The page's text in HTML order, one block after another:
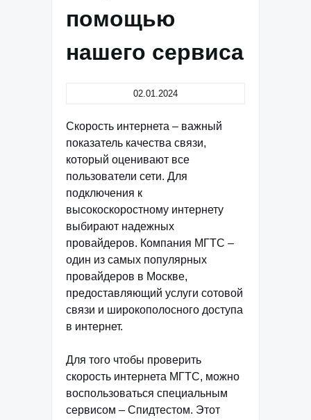
помощью
нашего сервиса
02.01.2024
Скорость интернета – важный
показатель качества связи,
который оценивают все
пользователи сети. Для
подключения к
высокоскоростному интернету
выбирают надежных
провайдеров. Компания МГТС –
один из самых популярных
провайдеров в Москве,
предоставляющий услуги сотовой
связи и широкополосного доступа
в интернет.
Для того чтобы проверить
скорость интернета МГТС, можно
воспользоваться специальным
сервисом – Спидтестом. Этот